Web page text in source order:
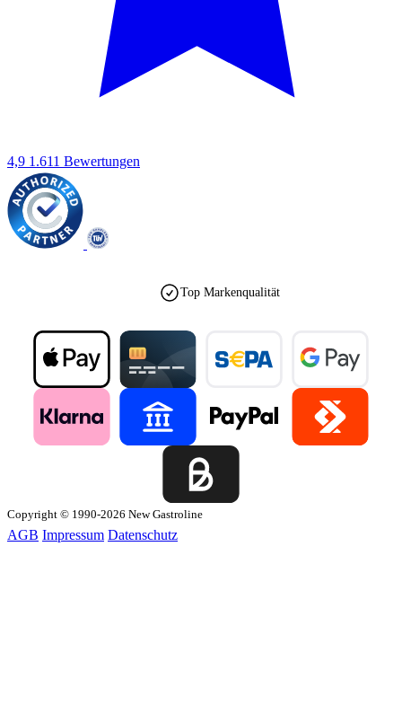
4,9 1.611 Bewertungen
Top Markenqualität
Copyright © 1990-2026 New Gastroline
AGB Impressum Datenschutz